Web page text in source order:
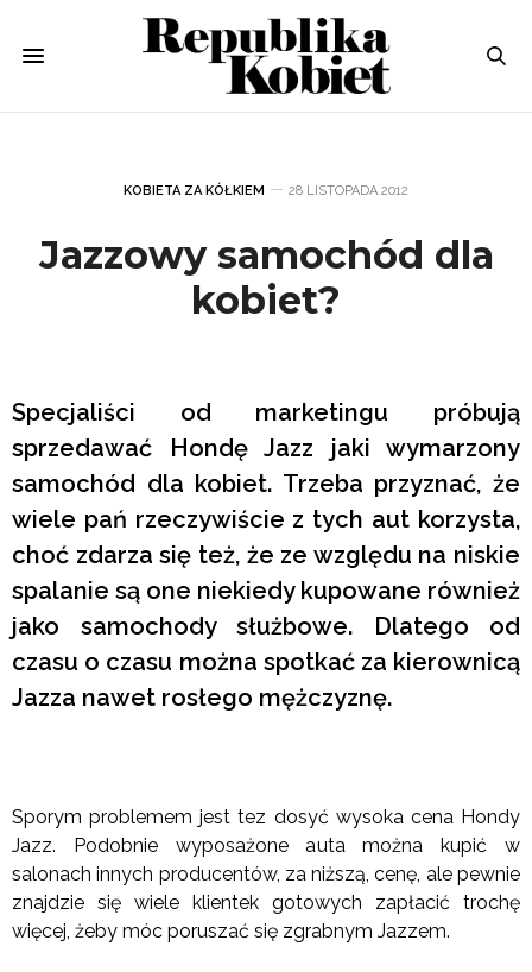
KOBIETA ZA KÓŁKIEM 28 LISTOPADA 2012
Jazzowy samochód dla
kobiet?
Specjaliści od marketingu próbują
sprzedawać Hondę Jazz jaki wymarzony
samochód dla kobiet. Trzeba przyznać, że
wiele pań rzeczywiście z tych aut korzysta,
choć zdarza się też, że ze względu na niskie
spalanie są one niekiedy kupowane również
jako samochody służbowe. Dlatego od
czasu o czasu można spotkać za kierownicą
Jazza nawet rosłego mężczyznę.
Sporym problemem jest tez dosyć wysoka cena Hondy
Jazz. Podobnie wyposażone auta można kupić w
salonach innych producentów, za niższą, cenę, ale pewnie
znajdzie się wiele klientek gotowych zapłacić trochę
więcej, żeby móc poruszać się zgrabnym Jazzem.